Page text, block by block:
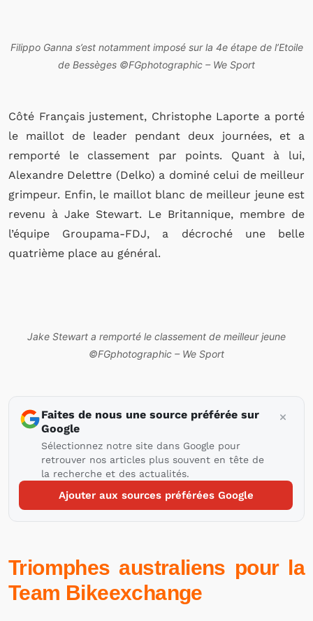
Filippo Ganna s’est notamment imposé sur la 4e étape de l’Etoile
de Bessèges ©FGphotographic – We Sport
Côté Français justement, Christophe Laporte a porté
le maillot de leader pendant deux journées, et a
remporté le classement par points. Quant à lui,
Alexandre Delettre (Delko) a dominé celui de meilleur
grimpeur. Enfin, le maillot blanc de meilleur jeune est
revenu à Jake Stewart. Le Britannique, membre de
l’équipe Groupama-FDJ, a décroché une belle
quatrième place au général.
Jake Stewart a remporté le classement de meilleur jeune
©FGphotographic – We Sport
Faites de nous une source préférée sur
Google
Sélectionnez notre site dans Google pour
retrouver nos articles plus souvent en tête de
la recherche et des actualités.
Ajouter aux sources préférées Google
Triomphes australiens pour la
Team Bikeexchange